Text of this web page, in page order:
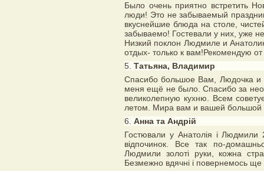
Было очень приятно встретить
люди! Это не забываемый
вкуснейшие блюда на столе,
забываемо! Гостевали у них, уже
Низкий поклон Людмиле и
отдых- только к вам!Рекомендую
5. Татьяна, Владимир
Спасибо большое Вам, Людочка и
меня ещё не было. Спасибо за
великолепную кухню. Всем
летом. Мира вам и вашей
6. Анна та Андрій
Гостювали у Анатолія і
відпочинок. Все так по-
Людмили золоті руки, кожна
Безмежно вдячні і повернемось